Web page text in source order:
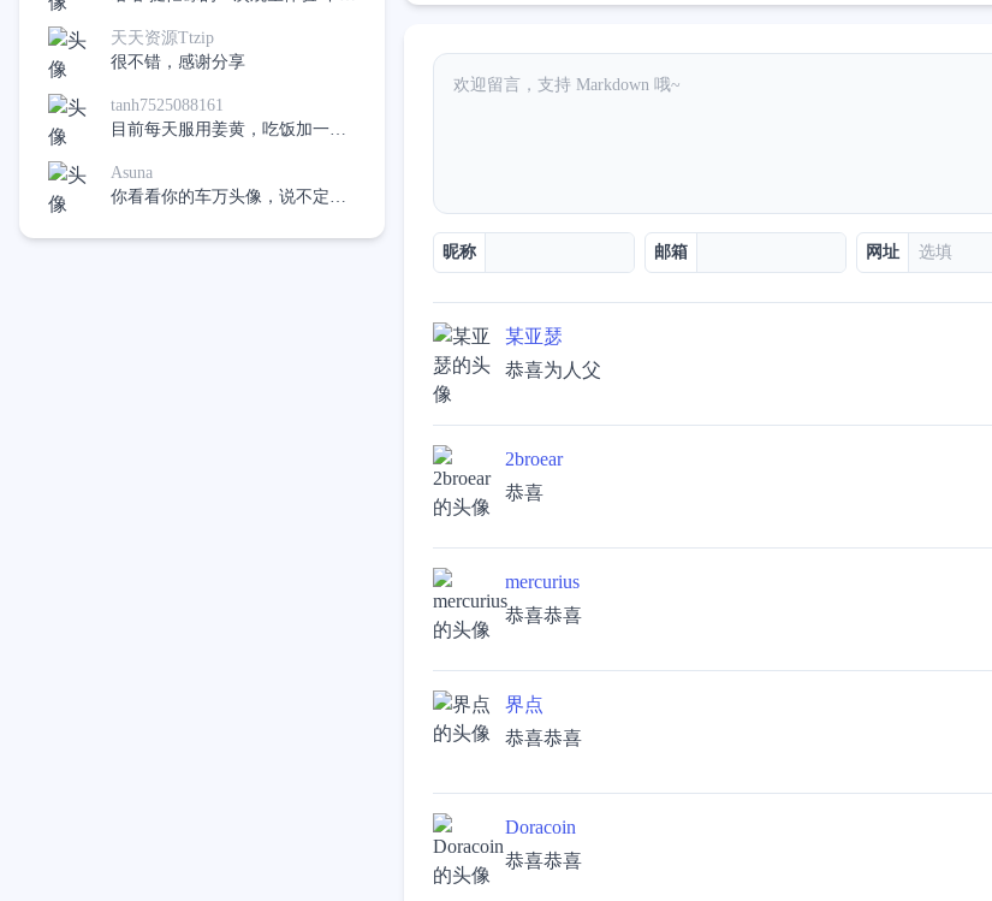
天天资源Ttzip
很不错，感谢分享
tanh7525088161
目前每天服用姜黄，吃饭加一
肠溃疡。
Asuna
你看看你的车万头像，说不定真
昵称 邮箱 网址
某亚瑟
恭喜为人父
2broear
恭喜
mercurius
恭喜恭喜
界点
恭喜恭喜
Doracoin
恭喜恭喜